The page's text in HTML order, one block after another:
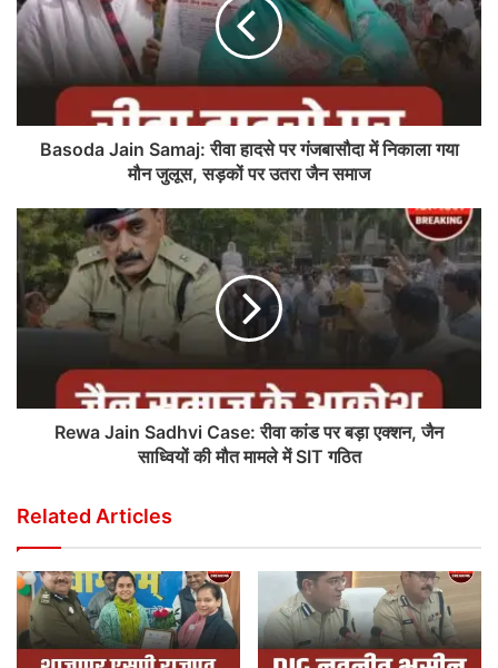
Basoda Jain Samaj: रीवा हादसे पर गंजबासौदा में निकाला गया
मौन जुलूस, सड़कों पर उतरा जैन समाज
Rewa Jain Sadhvi Case: रीवा कांड पर बड़ा एक्शन, जैन
साध्वियों की मौत मामले में SIT गठित
Related Articles